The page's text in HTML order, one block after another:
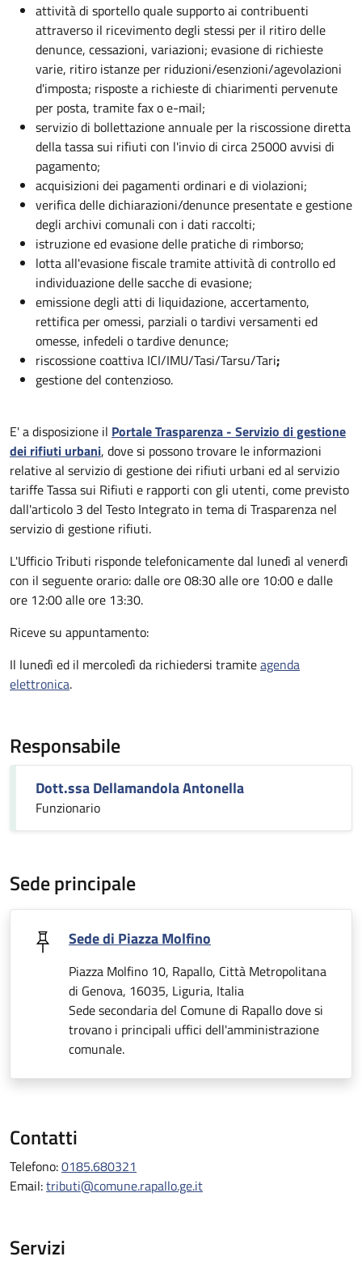
attività di sportello quale supporto ai contribuenti
attraverso il ricevimento degli stessi per il ritiro delle
denunce, cessazioni, variazioni; evasione di richieste
varie, ritiro istanze per riduzioni/esenzioni/agevolazioni
d'imposta; risposte a richieste di chiarimenti pervenute
per posta, tramite fax o e-mail;
servizio di bollettazione annuale per la riscossione diretta
della tassa sui rifiuti con l'invio di circa 25000 avvisi di
pagamento;
acquisizioni dei pagamenti ordinari e di violazioni;
verifica delle dichiarazioni/denunce presentate e gestione
degli archivi comunali con i dati raccolti;
istruzione ed evasione delle pratiche di rimborso;
lotta all'evasione fiscale tramite attività di controllo ed
individuazione delle sacche di evasione;
emissione degli atti di liquidazione, accertamento,
rettifica per omessi, parziali o tardivi versamenti ed
omesse, infedeli o tardive denunce;
riscossione coattiva ICI/IMU/Tasi/Tarsu/Tari;
gestione del contenzioso.
E' a disposizione il Portale Trasparenza - Servizio di gestione
dei rifiuti urbani, dove si possono trovare le informazioni
relative al servizio di gestione dei rifiuti urbani ed al servizio
tariffe Tassa sui Rifiuti e rapporti con gli utenti, come previsto
dall'articolo 3 del Testo Integrato in tema di Trasparenza nel
servizio di gestione rifiuti.
L'Ufficio Tributi risponde telefonicamente dal lunedì al venerdì
con il seguente orario: dalle ore 08:30 alle ore 10:00 e dalle
ore 12:00 alle ore 13:30.
Riceve su appuntamento:
Il lunedì ed il mercoledì da richiedersi tramiteagenda
elettronica.
Responsabile
Dott.ssa Dellamandola Antonella
Funzionario
Sede principale
Sede di Piazza Molfino
Piazza Molfino 10, Rapallo, Città Metropolitana
di Genova, 16035, Liguria, Italia
Sede secondaria del Comune di Rapallo dove si
trovano i principali uffici dell'amministrazione
comunale.
Contatti
Telefono:0185.680321
Email:tributi@comune.rapallo.ge.it
Servizi